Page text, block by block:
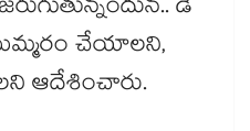
డే
చేయాలని,
ఆదేశించారు.